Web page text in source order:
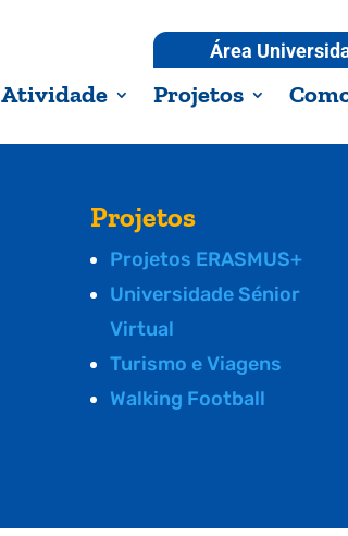
Área
Atividade Projetos
Projetos
Projetos ERASMUS+
Universidade Sénior
Virtual
Turismo e Viagens
Walking Football